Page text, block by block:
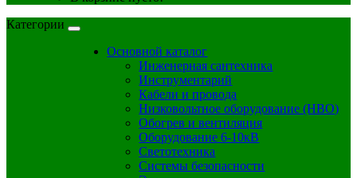
Категории
Основной каталог
Инженерная сантехника
Инструментарий
Кабели и провода
Низковольтное оборудование (НВО)
Обогрев и вентиляция
Оборудование 6-10кВ
Светотехника
Системы безопасности